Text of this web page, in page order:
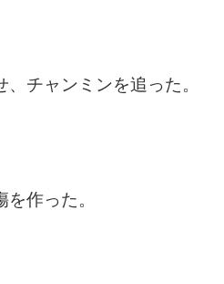
チャンミンを追った。
作った。